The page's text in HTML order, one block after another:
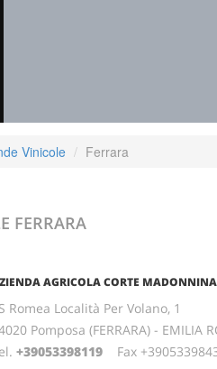
Vinicole Ferrara
FERRARA
AGRICOLA CORTE MADONNINA
Romea Località Per Volano, 1
Pomposa (FERRARA) - EMILIA
+39053398119 Fax